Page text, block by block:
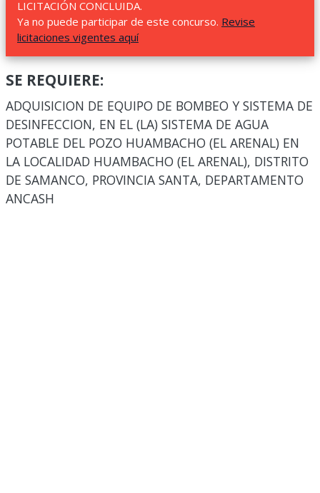
LICITACIÓN CONCLUIDA.
Ya no puede participar de este concurso. Revise
licitaciones vigentes aquí
SE REQUIERE:
ADQUISICION DE EQUIPO DE BOMBEO Y SISTEMA DE
DESINFECCION, EN EL (LA) SISTEMA DE AGUA
POTABLE DEL POZO HUAMBACHO (EL ARENAL) EN
LA LOCALIDAD HUAMBACHO (EL ARENAL), DISTRITO
DE SAMANCO, PROVINCIA SANTA, DEPARTAMENTO
ANCASH